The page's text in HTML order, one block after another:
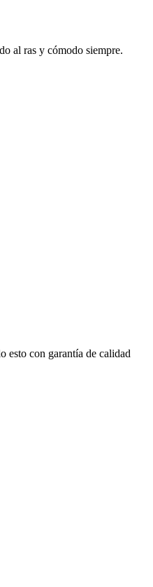
al ras y cómodo siempre.
esto con garantía de calidad